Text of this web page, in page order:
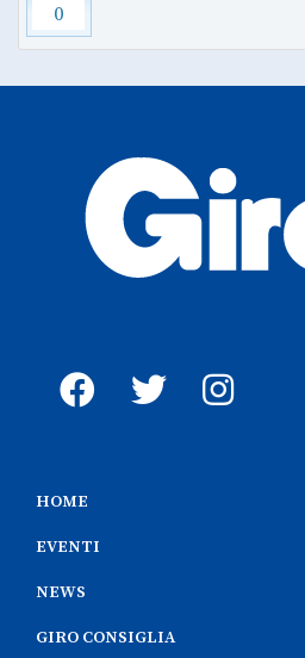
0
HOME
EVENTI
NEWS
GIRO CONSIGLIA